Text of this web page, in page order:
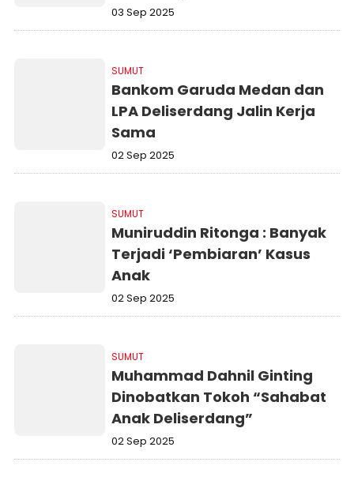
03 Sep 2025
SUMUT
Bankom Garuda Medan dan
LPA Deliserdang Jalin Kerja
Sama
02 Sep 2025
SUMUT
Muniruddin Ritonga : Banyak
Terjadi ‘Pembiaran’ Kasus
Anak
02 Sep 2025
SUMUT
Muhammad Dahnil Ginting
Dinobatkan Tokoh “Sahabat
Anak Deliserdang”
02 Sep 2025